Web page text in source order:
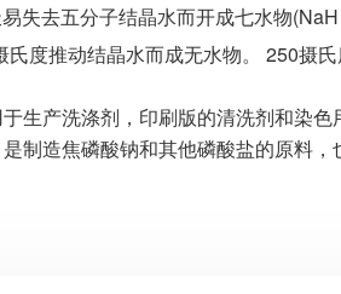
失去五分子结晶水而开成七水物
度推动结晶水而成无水物。 250摄
生产洗涤剂，印刷版的清洗剂和染色
制造焦磷酸钠和其他磷酸盐的原料，